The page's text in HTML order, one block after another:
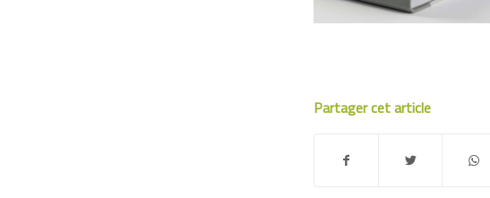
Partager cet article